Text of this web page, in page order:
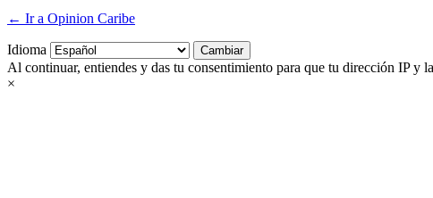
← Ir a Opinion Caribe
Idioma
Al continuar, entiendes y das tu consentimiento para que tu dirección IP y
×